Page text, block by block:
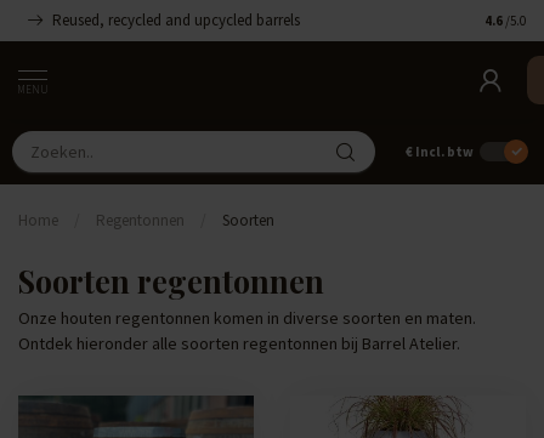
Reused, recycled and upcycled barrels 4.6 /5.0
MENU
€ Incl. btw
Home Regentonnen Soorten
Soorten regentonnen
Onze houten regentonnen komen in diverse soorten en maten.
Ontdek hieronder alle soorten regentonnen bij Barrel Atelier.